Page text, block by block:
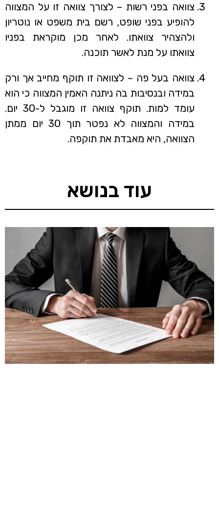
צוואה בפני רשות – לצורך צוואה זו על המצווה
להופיע בפני שופט, רשם בית משפט או נוטריון
ולהצהיר צוואתו. לאחר מכן מוקראת בפניו
צוואתו על מנת לאשר תוכנה.
צוואה בעל פה – לצוואה זו תוקף מחייב אך ורק
במידה ובנסיבות בה ניתנה האמין המצווה כי הוא
עומד למות. תוקף צוואה זו מוגבל ל-30 יום.
במידה והמצווה לא נפטר תוך 30 יום ממתן
הצוואה, היא מאבדת את תוקפה.
עוד בנושא